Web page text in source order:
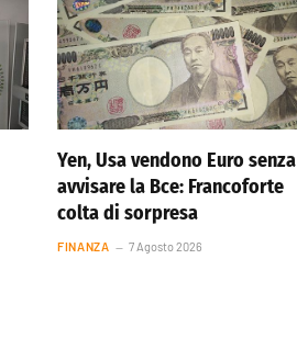
Yen, Usa vendono Euro senza
avvisare la Bce: Francoforte
colta di sorpresa
FINANZA 7 Agosto 2026